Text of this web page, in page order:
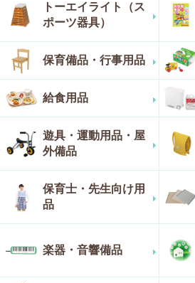
トーエイライト（ス
ポーツ器具）
保育備品・行事用品
給食用品
遊具・運動用品・屋
外備品
保育士・先生向け用
品
楽器・音響備品